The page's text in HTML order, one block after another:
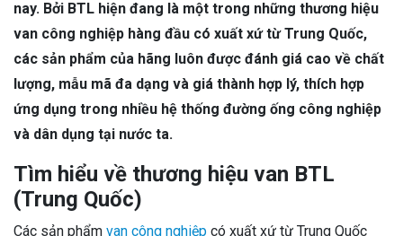
nay. Bởi BTL hiện đang là một trong những thương hiệu
van công nghiệp hàng đầu có xuất xứ từ Trung Quốc,
các sản phẩm của hãng luôn được đánh giá cao về chất
lượng, mẫu mã đa dạng và giá thành hợp lý, thích hợp
ứng dụng trong nhiều hệ thống đường ống công nghiệp
và dân dụng tại nước ta.
Tìm hiểu về thương hiệu van BTL
(Trung Quốc)
Các sản phẩm van công nghiệp có xuất xứ từ Trung Quốc